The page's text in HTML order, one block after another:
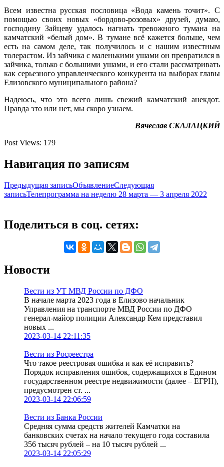
Всем известна русская пословица «Вода камень точит». С
помощью своих новых «бордово-розовых» друзей, думаю,
господину Зайцеву удалось нагнать тревожного тумана на
камчатский «белый дом». В тумане всё кажется больше, чем
есть на самом деле, так получилось и с нашим известным
толерастом. Из зайчика с маленькими ушами он превратился в
зайчика, только с большими ушами, и его стали рассматривать
как серьезного управленческого конкурента на выборах главы
Елизовского муниципального района?
Надеюсь, что это всего лишь свежий камчатский анекдот.
Правда это или нет, мы скоро узнаем.
Вячеслав СКАЛАЦКИЙ
Post Views: 179
Навигация по записям
Предыдущая записьОбъявлениеСледующая
записьТелепрограмма на неделю 28 марта — 3 апреля 2022
Поделиться в соц. сетях:
Новости
Вести из УТ МВД России по ДФО
В начале марта 2023 года в Елизово начальник
Управления на транспорте МВД России по ДФО
генерал-майор полиции Александр Кем представил
новых ...
2023-03-14 22:11:35
Вести из Росреестра
Что такое реестровая ошибка и как её исправить?
Порядок исправления ошибок, содержащихся в Едином
государственном реестре недвижимости (далее – ЕГРН),
предусмотрен ст. ...
2023-03-14 22:06:59
Вести из Банка России
Средняя сумма средств жителей Камчатки на
банковских счетах на начало текущего года составила
356 тысяч рублей – на 10 тысяч рублей ...
2023-03-14 22:05:29